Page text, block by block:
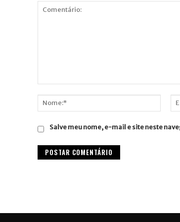
Salve meu nome, e-mail e site neste